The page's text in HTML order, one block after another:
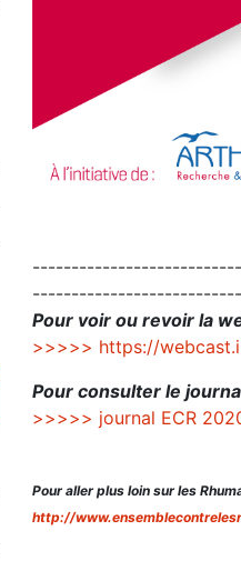
Pour voir ou revoir la
>>>>> https://
Pour consulter le
>>>>> journal ECR
Pour aller plus loin sur les
http://